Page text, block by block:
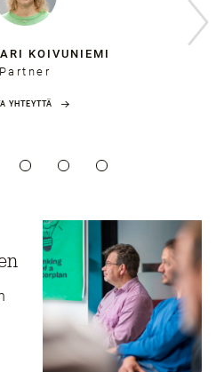
KOIVUNIEMI
Partner
YHTEYTTÄ